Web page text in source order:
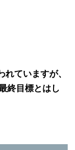
ていますが、
終目標とはし